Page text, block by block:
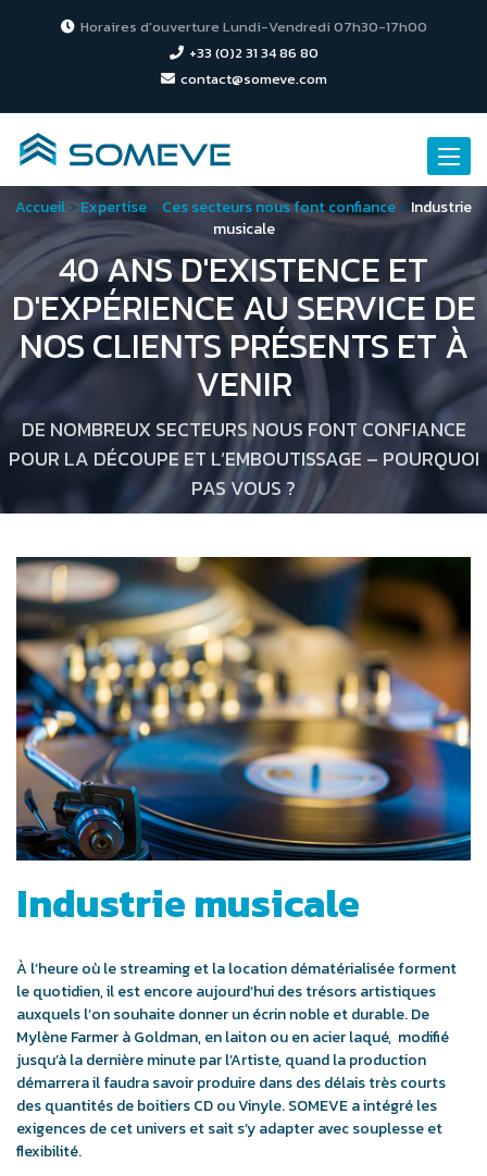
Horaires d'ouverture Lundi-Vendredi 07h30-17h00
+33 (0)2 31 34 86 80
contact@someve.com
Toggle
Accueil>Expertise>Ces secteurs nous font confiance>Industrie
musicale
40 ANS D'EXISTENCE ET
D'EXPÉRIENCE AU SERVICE DE
NOS CLIENTS PRÉSENTS ET À
VENIR
DE NOMBREUX SECTEURS NOUS FONT CONFIANCE
POUR LA DÉCOUPE ET L’EMBOUTISSAGE – POURQUOI
PAS VOUS ?
Industrie musicale
À l’heure où le streaming et la location dématérialisée forment
le quotidien, il est encore aujourd’hui des trésors artistiques
auxquels l’on souhaite donner un écrin noble et durable. De
Mylène Farmer à Goldman, en laiton ou en acier laqué, modifié
jusqu’à la dernière minute par l’Artiste, quand la production
démarrera il faudra savoir produire dans des délais très courts
des quantités de boitiers CD ou Vinyle. SOMEVE a intégré les
exigences de cet univers et sait s’y adapter avec souplesse et
flexibilité.